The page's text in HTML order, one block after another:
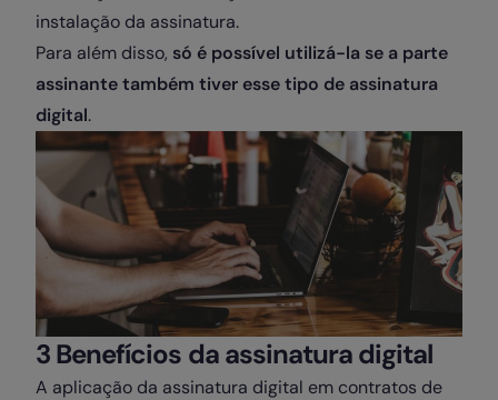
instalação da assinatura.
Para além disso, só é possível utilizá-la se a parte
assinante também tiver esse tipo de assinatura
digital.
3 Benefícios da assinatura digital
A aplicação da assinatura digital em contratos de